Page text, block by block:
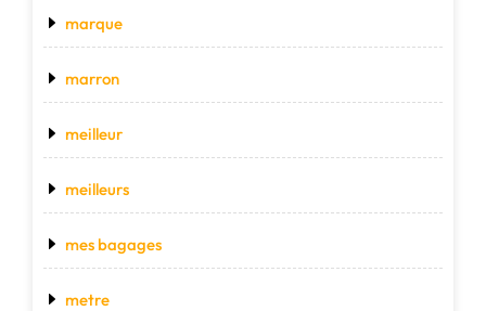
marque
marron
meilleur
meilleurs
mes bagages
metre